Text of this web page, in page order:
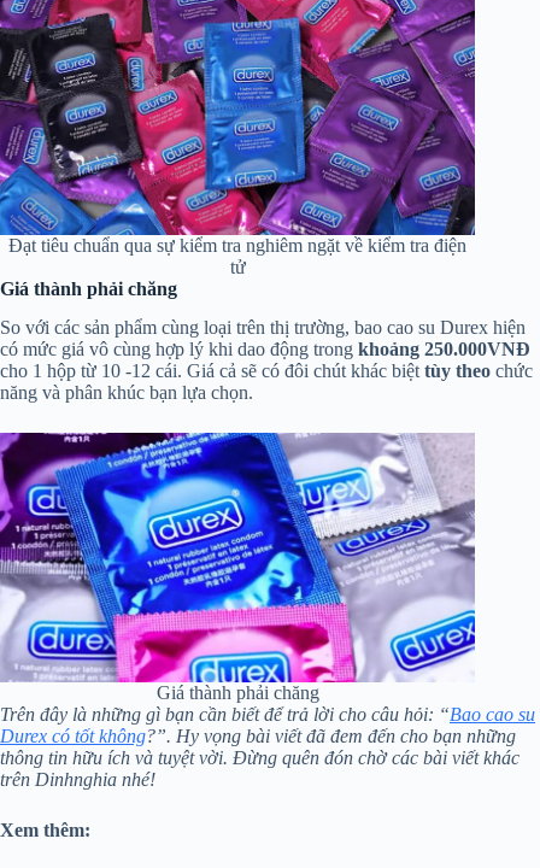
Đạt tiêu chuẩn qua sự kiểm tra nghiêm ngặt về kiểm tra điện
tử
Giá thành phải chăng
So với các sản phẩm cùng loại trên thị trường, bao cao su Durex hiện
có mức giá vô cùng hợp lý khi dao động trong khoảng 250.000VNĐ
cho 1 hộp từ 10 -12 cái. Giá cả sẽ có đôi chút khác biệt tùy theo chức
năng và phân khúc bạn lựa chọn.
Giá thành phải chăng
Trên đây là những gì bạn cần biết để trả lời cho câu hỏi: “Bao cao su
Durex có tốt không?”. Hy vọng bài viết đã đem đến cho bạn những
thông tin hữu ích và tuyệt vời. Đừng quên đón chờ các bài viết khác
trên Dinhnghia nhé!
Xem thêm: